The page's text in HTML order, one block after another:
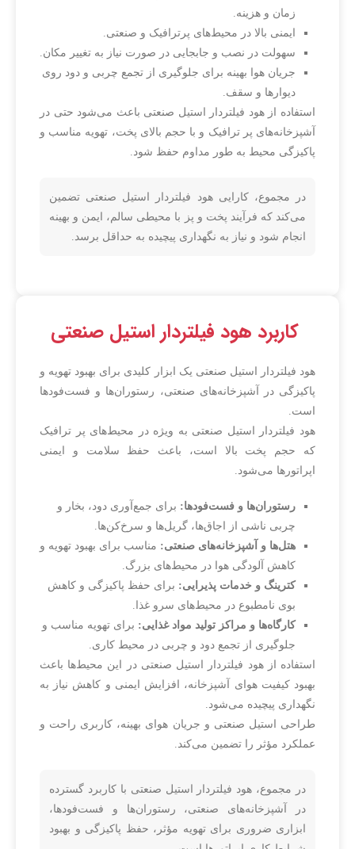
زمان و هزینه.
ایمنی بالا در محیط‌های پرترافیک و صنعتی.
سهولت در نصب و جابجایی در صورت نیاز به تغییر مکان.
جریان هوا بهینه برای جلوگیری از تجمع چربی و دود روی
دیوارها و سقف.
استفاده از هود فیلتردار استیل صنعتی باعث می‌شود حتی در
آشپزخانه‌های پر ترافیک و با حجم بالای پخت، تهویه مناسب و
پاکیزگی محیط به طور مداوم حفظ شود.
در مجموع، کارایی هود فیلتردار استیل صنعتی تضمین
می‌کند که فرآیند پخت و پز با محیطی سالم، ایمن و بهینه
انجام شود و نیاز به نگهداری پیچیده به حداقل برسد.
کاربرد هود فیلتردار استیل صنعتی
هود فیلتردار استیل صنعتی یک ابزار کلیدی برای بهبود تهویه و
پاکیزگی در آشپزخانه‌های صنعتی، رستوران‌ها و فست‌فودها
است.
هود فیلتردار استیل صنعتی به ویژه در محیط‌های پر ترافیک
که حجم پخت بالا است، باعث حفظ سلامت و ایمنی
اپراتورها می‌شود.
رستوران‌ها و فست‌فودها: برای جمع‌آوری دود، بخار و
چربی ناشی از اجاق‌ها، گریل‌ها و سرخ‌کن‌ها.
هتل‌ها و آشپزخانه‌های صنعتی: مناسب برای بهبود تهویه و
کاهش آلودگی هوا در محیط‌های بزرگ.
کترینگ و خدمات پذیرایی: برای حفظ پاکیزگی و کاهش
بوی نامطبوع در محیط‌های سرو غذا.
کارگاه‌ها و مراکز تولید مواد غذایی: برای تهویه مناسب و
جلوگیری از تجمع دود و چربی در محیط کاری.
استفاده از هود فیلتردار استیل صنعتی در این محیط‌ها باعث
بهبود کیفیت هوای آشپزخانه، افزایش ایمنی و کاهش نیاز به
نگهداری پیچیده می‌شود.
طراحی استیل صنعتی و جریان هوای بهینه، کاربری راحت و
عملکرد مؤثر را تضمین می‌کند.
در مجموع، هود فیلتردار استیل صنعتی با کاربرد گسترده
در آشپزخانه‌های صنعتی، رستوران‌ها و فست‌فودها،
ابزاری ضروری برای تهویه مؤثر، حفظ پاکیزگی و بهبود